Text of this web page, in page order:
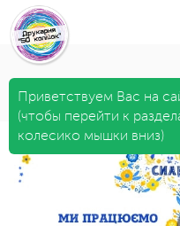
Приветствуем Вас на
(чтобы перейти к
колесико мышки вниз)